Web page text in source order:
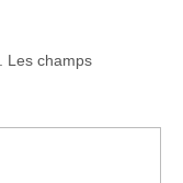
Les champs